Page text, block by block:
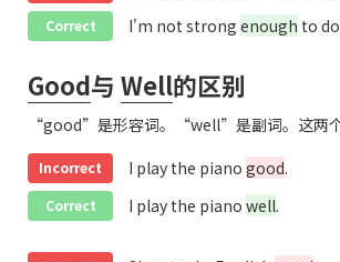
Correct I'm not strong enough to
Good与 Well的区别
“good”是形容词。“well”是副词。这两个
Incorrect I play the piano good.
Correct I play the piano well.